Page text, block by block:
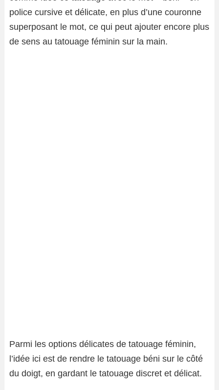
police cursive et délicate, en plus d’une couronne
superposant le mot, ce qui peut ajouter encore plus
de sens au tatouage féminin sur la main.
Parmi les options délicates de tatouage féminin,
l’idée ici est de rendre le tatouage béni sur le côté
du doigt, en gardant le tatouage discret et délicat.